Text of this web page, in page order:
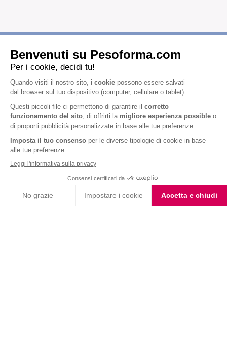
Iscriviti alla newsletter
informativa privacy
, acconsento all'iscrizione alla newsletter
periodica di Nutrition et Santé
Nutrition & Sante' Italia Spa